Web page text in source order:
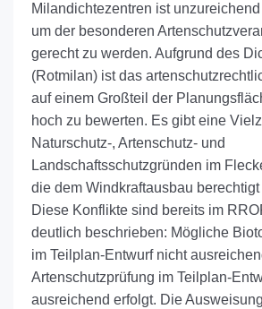
Milandichtezentren ist
um der besonderen
gerecht zu werden. Aufgrund des
(Rotmilan) ist das
auf einem Großteil der
hoch zu bewerten. Es gibt eine
Naturschutz-, Artenschutz- und
Landschaftsschutzgründen im
die dem Windkraftausbau
Diese Konflikte sind bereits im
deutlich beschrieben: Mögliche
im Teilplan-Entwurf nicht
Artenschutzprüfung im Teilplan-
ausreichend erfolgt. Die